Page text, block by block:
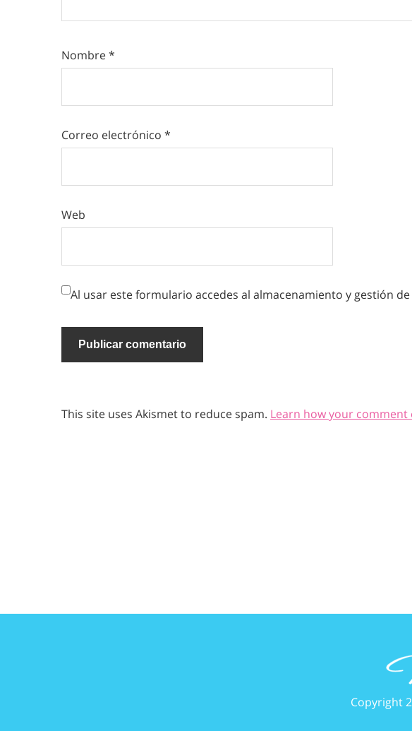
Nombre*
Correo electrónico *
Web
Al usar este formulario accedes al almacenamiento y gestión
This site uses Akismet to reduce spam. Learn how your comment
Copyright